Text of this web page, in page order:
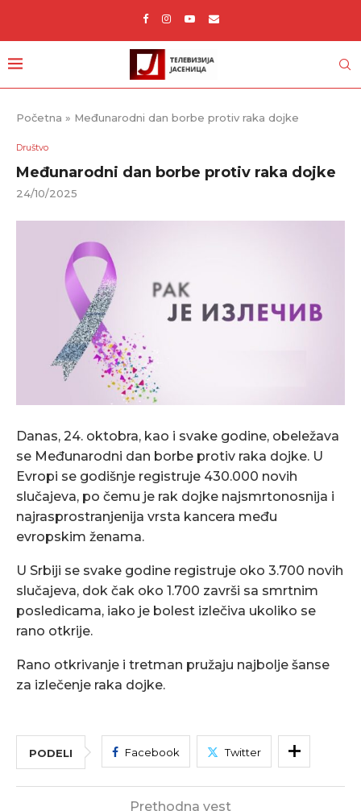
Početna » Međunarodni dan borbe protiv raka dojke
Društvo
Međunarodni dan borbe protiv raka dojke
24/10/2025
Danas, 24. oktobra, kao i svake godine, obeležava
se Međunarodni dan borbe protiv raka dojke. U
Evropi se godišnje registruje 430.000 novih
slučajeva, po čemu je rak dojke najsmrtonosnija i
najrasprostranjenija vrsta kancera među
evropskim ženama.
U Srbiji se svake godine registruje oko 3.700 novih
slučajeva, dok čak oko 1.700 završi sa smrtnim
posledicama, iako je bolest izlečiva ukoliko se
rano otkrije.
Rano otkrivanje i tretman pružaju najbolje šanse
za izlečenje raka dojke.
PODELI Facebook Twitter
Prethodna vest